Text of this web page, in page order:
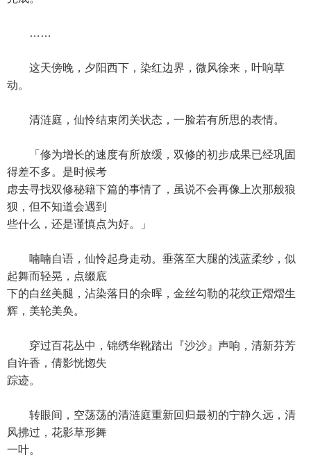
……
这天傍晚，夕阳西下，染红边界，微风徐来，叶响草
动。
清涟庭，仙怜结束闭关状态，一脸若有所思的表情。
「修为增长的速度有所放缓，双修的初步成果已经巩固
得差不多。是时候考
虑去寻找双修秘籍下篇的事情了，虽说不会再像上次那般狼
狈，但不知道会遇到
些什么，还是谨慎点为好。」
喃喃自语，仙怜起身走动。垂落至大腿的浅蓝柔纱，似
起舞而轻晃，点缀底
下的白丝美腿，沾染落日的余晖，金丝勾勒的花纹正熠熠生
辉，美轮美奂。
穿过百花丛中，锦绣华靴踏出『沙沙』声响，清新芬芳
自许香，倩影恍惚失
踪迹。
转眼间，空荡荡的清涟庭重新回归最初的宁静久远，清
风拂过，花影草形舞
一叶。